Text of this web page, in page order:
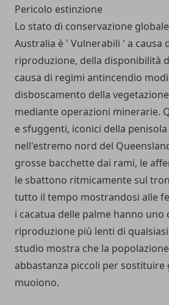
Pericolo estinzione
Lo stato di conservazione
Australia è ' Vulnerabili ' a causa
riproduzione, della disponibilità
causa di regimi antincendio
disboscamento della
mediante operazioni minerarie.
e sfuggenti, iconici della penisola
nell'estremo nord del
grosse bacchette dai rami, le
le sbattono ritmicamente sul
tutto il tempo mostrandosi alle
i cacatua delle palme hanno uno
riproduzione più lenti di
studio mostra che la
abbastanza piccoli per sostituire
muoiono.